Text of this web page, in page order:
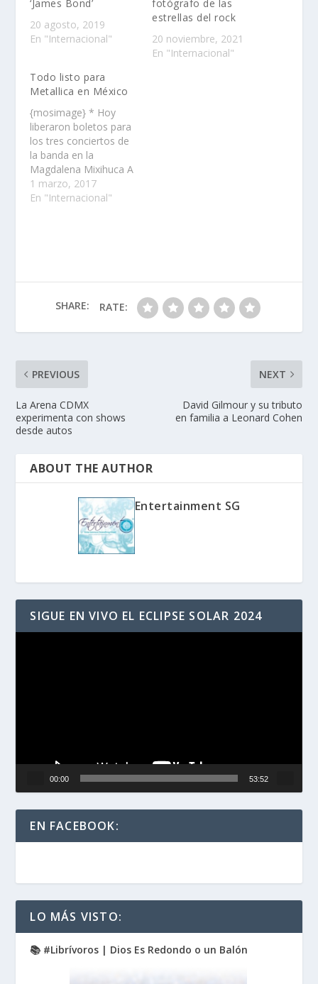
‘James Bond’
20 agosto, 2019
En "Internacional"
fotógrafo de las
estrellas del rock
20 noviembre, 2021
En "Internacional"
Todo listo para
Metallica en México
{mosimage} * Hoy
liberaron boletos para
los tres conciertos de
la banda en la
Magdalena Mixihuca A
unas horas de que
Metallica se suba al
su más reciente álbum
Destruct,…
1 marzo, 2017
En "Internacional"
SHARE: RATE:
PREVIOUS
La Arena CDMX
experimenta con shows
desde autos
NEXT
David Gilmour y su tributo
en familia a Leonard Cohen
ABOUT THE AUTHOR
Entertainment SG
SIGUE EN VIVO EL ECLIPSE SOLAR 2024
00:00 53:52
EN FACEBOOK:
LO MÁS VISTO:
📚 #Librívoros | Dios Es Redondo o un Balón